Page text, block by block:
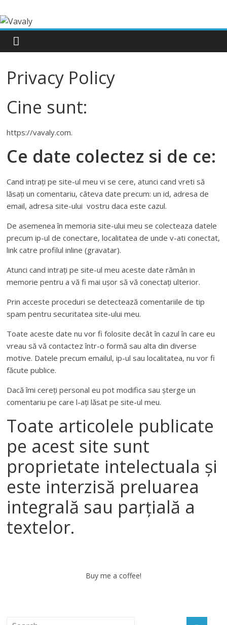
Privacy Policy
Cine sunt:
https://vavaly.com.
Ce date colectez si de ce:
Cand intrați pe site-ul meu vi se cere, atunci cand vreti să
lăsați un comentariu, câteva date precum: un id, adresa de
email, adresa site-ului vostru daca este cazul.
De asemenea în memoria site-ului meu se colecteaza datele
precum ip-ul de conectare, localitatea de unde v-ati conectat,
link catre profilul inline (gravatar).
Atunci cand intrați pe site-ul meu aceste date rămân in
memorie pentru a vă fi mai ușor să vă conectați ulterior.
Prin acceste proceduri se detectează comentariile de tip
spam pentru securitatea site-ului meu.
Toate aceste date nu vor fi folosite decât în cazul în care eu
vreau să vă contactez într-o formă sau alta din diverse
motive. Datele precum emailul, ip-ul sau localitatea, nu vor fi
făcute publice.
Dacă îmi cereți personal eu pot modifica sau șterge un
comentariu pe care l-ați lăsat pe site-ul meu.
Toate articolele publicate
pe acest site sunt
proprietate intelectuala și
este interzisă preluarea
integrală sau parțială a
textelor.
Buy me a coffee!